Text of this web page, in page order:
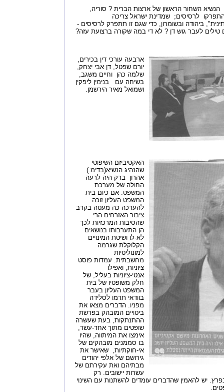
השחור הראשון של ארצות הברית ? סוריה,
התפרקו לרסיסים; שמדינת ישראל צריכה
ביהודה ובשומרון, כדי שגם זו תתפרק לרסיסים -
טילים לעבר גוש דן ? לא די במה שקורה ברצועת עזה?
ארבעה עורכי דין בכירים,
יורם שפטל, דן אבי יצחק,
שלמה כהן וחיים משגב,
בשיחה עם בנימין ליפקין
ושמואל מאיר הירשמן.
האקטיביזם השיפוטי
שהנהיג הנשיא(בדימ.)
אהרון ברק היה לרעה
החולה של מערכת
המשפט. אם כיום בית
המשפט העליון זוכה
להערכה כה מעטה בקרב
ציבור האזרחים הרי
שהסיבות המרכזיות לכך
הן התערבותו בנושאים
לא-לו ושיטת המינויים
הקלוקלת שגרמה
למונוליטיות
מחשבתית. עמדות פוסט
ציוניות, ואפילו
אנטי-ציוניות בעליל, של
חלק משופטיו של בית
המשפט העליון בעבר
בוודאי תרמו לסלידה
מפניו. הדברים מצאו את
ביטויים המובהק בפרשת
ההתנתקות, בעת שעשרה
שופטים מתוך אחד-עשר,
אימצו את המיתווה, שהיו
בו סממנים מובהקים של
אי-חוקתיות, שאישר את
גירושם של אלפי יהודים
מבתיהם ואת עקירתם של
עשרות יישובים. רק
יש להאמין שהדברים עומדים להשתנות עם השינוי